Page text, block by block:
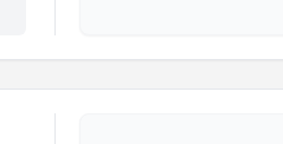
Takvim
Randevu Takvimi Talebi
Uzm. Psk. Manolya Özek